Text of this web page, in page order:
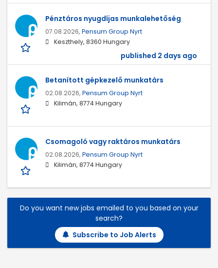
Pénztáros nyugdíjas munkalehetőség
07.08.2026, Pensum Group Nyrt
Keszthely, 8360 Hungary
published 2 days ago
Betanított gépkezelő munkatárs
02.08.2026, Pensum Group Nyrt
Kilimán, 8774 Hungary
Csomagoló vagy raktáros munkatárs
02.08.2026, Pensum Group Nyrt
Kilimán, 8774 Hungary
Do you want new jobs emailed to you based on your
search?
Subscribe to Job Alerts